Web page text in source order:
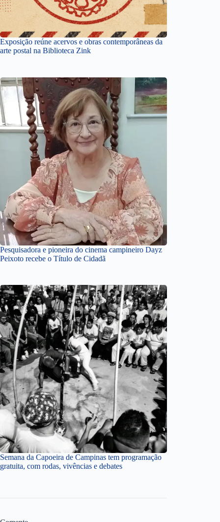
Exposição reúne acervos e obras contemporâneas da
arte postal na Biblioteca Zink
Pesquisadora e pioneira do cinema campineiro Dayz
Peixoto recebe o Título de Cidadã
Semana da Capoeira de Campinas tem programação
gratuita, com rodas, vivências e debates